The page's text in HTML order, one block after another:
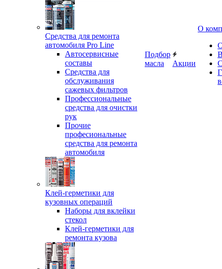
Средства для ремонта
автомобиля Pro Line
Автосервисные
составы
Средства для
обслуживания
сажевых фильтров
Профессиональные
средства для очистки
рук
Прочие
професиональные
средства для ремонта
автомобиля
Клей-герметики для
кузовных операций
Наборы для вклейки
стекол
Клей-герметики для
ремонта кузова
Подбор
масла
Акции
О